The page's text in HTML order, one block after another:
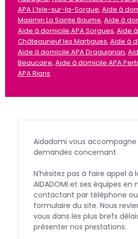
APA L’Isle-sur-la-Sorgue, Aide à
Maximin La Sainte Baume, Aide à
Aide à domicile APA Sorgues, Aide
Châteauneuf les Martigues, Aide à
Aide à domicile APA Draguignan,
Beaucaire, Aide à domicile APA
APA Rians
Aidadomi vous accompagne
demandes concernant
N’hésitez pas à faire appel à
AIDADOMI et ses équipes en
contactant par téléphone
formulaire du site. Nous
vous dans les plus brefs
présenter nos prestations.